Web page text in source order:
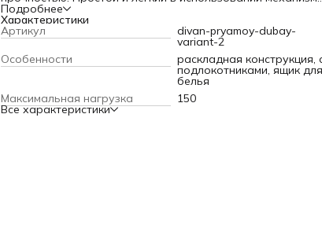
трансформации позволяет превратить диван в удобную
двуспальную кровать без лишних усилий. Невероятно
механизм трансформации – еврокнижка предназначен для
ежедневных нагрузок. Широкий подлокотник
скрывает в себе небольшую полку, где можно хранить
приятные мелочи или журналы. Дополнительно
пространство комнаты поможет вместительный короб для
хранения постельных принадлежностей и объемных вещей.
Стильный материал обивки достаточно неприхотлив в
эксплуатации.Прямой диван - это классическое и
решение для обустройства гостиной, кабинета или
Подробнее
Характеристики
Артикул divan-pryamoy-dubay-
variant-2
Особенности
раскладная конструкция,
подлокотниками, ящик для
белья
Максимальная нагрузка
150
Все характеристики